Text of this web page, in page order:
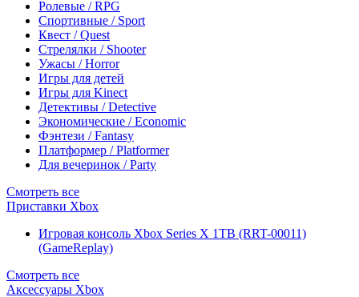
Ролевые / RPG
Спортивные / Sport
Квест / Quest
Стрелялки / Shooter
Ужасы / Horror
Игры для детей
Игры для Kinect
Детективы / Detective
Экономические / Economic
Фэнтези / Fantasy
Платформер / Platformer
Для вечеринок / Party
Смотреть все
Приставки Xbox
Игровая консоль Xbox Series X 1TB (RRT-00011)
(GameReplay)
Смотреть все
Аксессуары Xbox